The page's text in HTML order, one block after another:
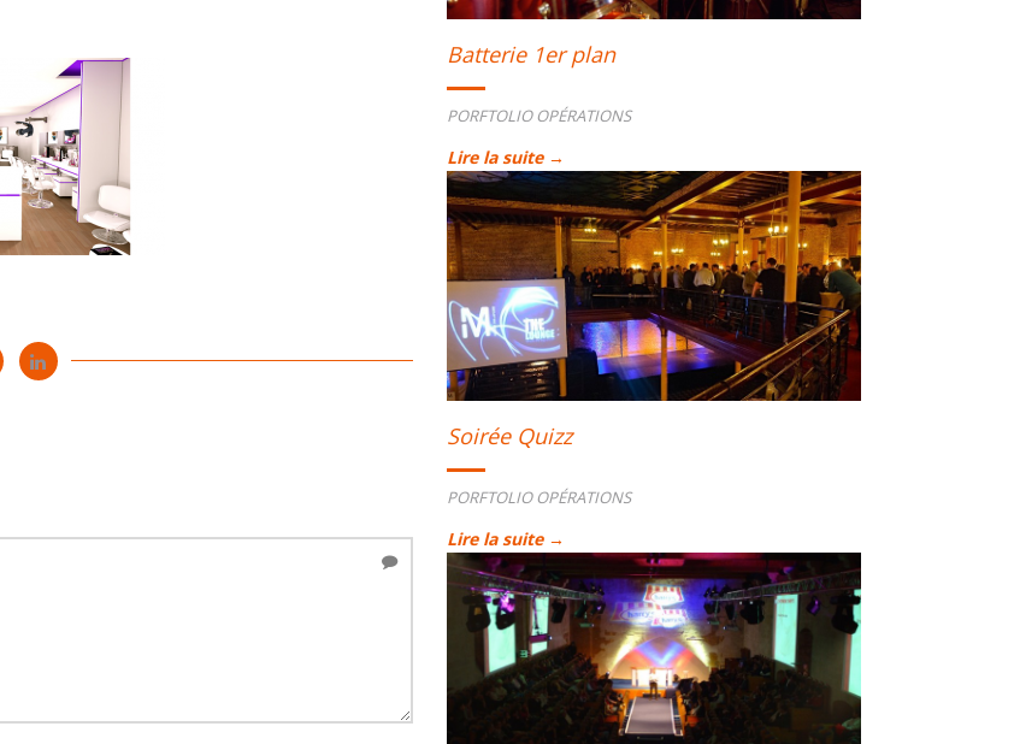
Batterie 1er plan
PORFTOLIO OPÉRATIONS
Lire la suite →
Soirée Quizz
PORFTOLIO OPÉRATIONS
Lire la suite →